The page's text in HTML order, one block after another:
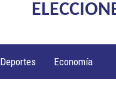
Deportes Economía